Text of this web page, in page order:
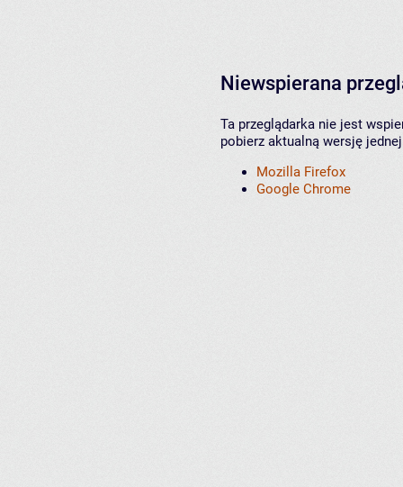
Niewspierana
Ta przeglądarka nie jest
pobierz aktualną wersję
Mozilla Firefox
Google Chrome